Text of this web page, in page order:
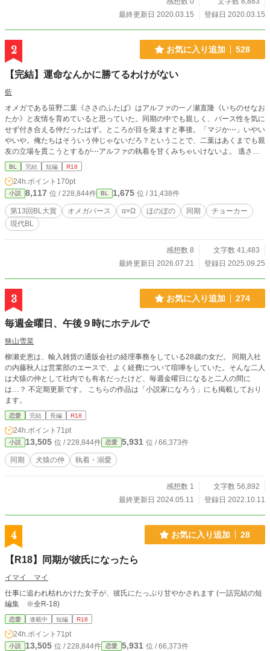
最終更新日 2020.03.15
登録日 2020.03.15
2 お気に入り追加 528
【完結】運命なんかに勝てるわけがない
藍
オメガである笹野二葉《ささのふたば》はアルファの一ノ瀬直隆《いちのせなお
たか》と友情を育めていると思っていた。同期の中でも親しく、バース性を気に
せず付き合える仲だったはず。ところが目を覚ますと事後。「マジか⋯」いやい
やいや。俺たちはそういう仲じゃないだろ？ということで、二葉はあくまでも親
友の立場を貫こうとするが⋯アルファの執着を甘くみちゃいけないよ。 逃さな
いα✕怖がりなΩのほのぼのオメガバース／ラブコメです。
BL 完結 短編 R18
24h.ポイント 170pt
小説 8,117 位 / 228,844件 BL 1,675 位 / 31,438件
第13回BL大賞 オメガバース α×Ω ほのぼの 同期
チョーカー
現代BL
感想数 8
文字数 41,483
最終更新日 2026.07.21
登録日 2025.09.25
3 お気に入り追加 274
毎週金曜日、午後９時にホテルで
狭山雪菜
柳瀬史恵は、輸入雑貨の通販会社の経理事務をしている28歳の女だ。 同期入社
の内藤秋人は営業部のエースで、よく経費について喧嘩をしていた。そんな二人
は犬猿の仲として社内でも有名だったけど、毎週金曜日になると二人の間に
は…？ 不定期更新です。 こちらの作品は「小説家になろう」にも掲載しており
ます。
恋愛 完結 長編 R18
24h.ポイント 71pt
小説 13,505 位 / 228,844件 恋愛 5,931 位 / 66,373件
同期 犬猿の仲 執着・溺愛
感想数 1
文字数 56,892
最終更新日 2024.05.11
登録日 2022.10.11
4 お気に入り追加 28
【R18】同期が彼氏になったら
イマイ マイ
仕事に追われ枯れかけた女子が、彼氏にたっぷり甘やかされます (一話完結の短
編集 ※全R-18)
恋愛 連載中 短編 R18
24h.ポイント 71pt
小説 13,505 位 / 228,844件 恋愛 5,931 位 / 66,373件